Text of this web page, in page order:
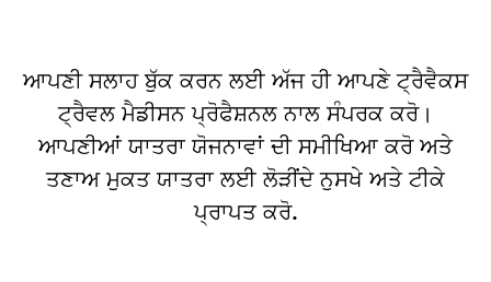
ਆਪਣੀ ਸਲਾਹ ਬੁੱਕ ਕਰਨ ਲਈ ਅੱਜ ਹੀ ਆਪਣੇ ਟ੍ਰੈਵੈਕਸ
ਟ੍ਰੈਵਲ ਮੈਡੀਸਨ ਪ੍ਰੋਫੈਸ਼ਨਲ ਨਾਲ ਸੰਪਰਕ ਕਰੋ।
ਆਪਣੀਆਂ ਯਾਤਰਾ ਯੋਜਨਾਵਾਂ ਦੀ ਸਮੀਖਿਆ ਕਰੋ ਅਤੇ
ਤਣਾਅ ਮੁਕਤ ਯਾਤਰਾ ਲਈ ਲੋੜੀਂਦੇ ਨੁਸਖੇ ਅਤੇ ਟੀਕੇ
ਪ੍ਰਾਪਤ ਕਰੋ.